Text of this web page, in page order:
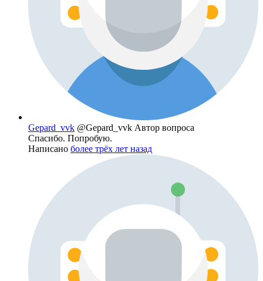
Gepard_vvk @Gepard_vvk Автор вопроса
Спасибо. Попробую.
Написано более трёх лет назад